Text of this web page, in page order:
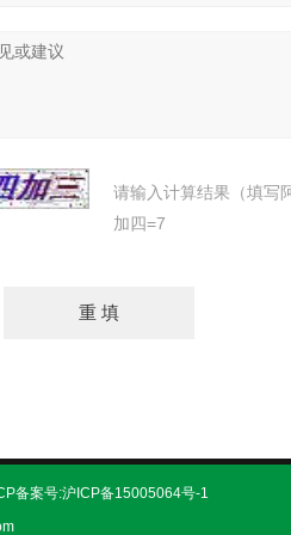
请输入计算结果（填写
加四=7
备案号:沪ICP备15005064号-1